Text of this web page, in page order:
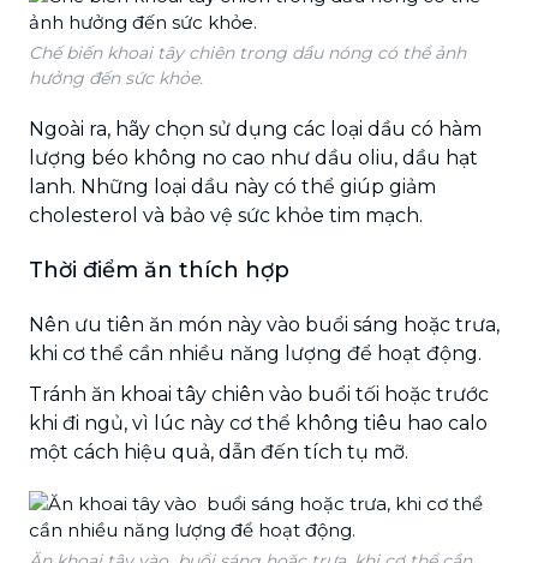
Chế biến khoai tây chiên trong dầu nóng có thể ảnh
hưởng đến sức khỏe.
Ngoài ra, hãy chọn sử dụng các loại dầu có hàm
lượng béo không no cao như dầu oliu, dầu hạt
lanh. Những loại dầu này có thể giúp giảm
cholesterol và bảo vệ sức khỏe tim mạch.
Thời điểm ăn thích hợp
Nên ưu tiên ăn món này vào buổi sáng hoặc trưa,
khi cơ thể cần nhiều năng lượng để hoạt động.
Tránh ăn khoai tây chiên vào buổi tối hoặc trước
khi đi ngủ, vì lúc này cơ thể không tiêu hao calo
một cách hiệu quả, dẫn đến tích tụ mỡ.